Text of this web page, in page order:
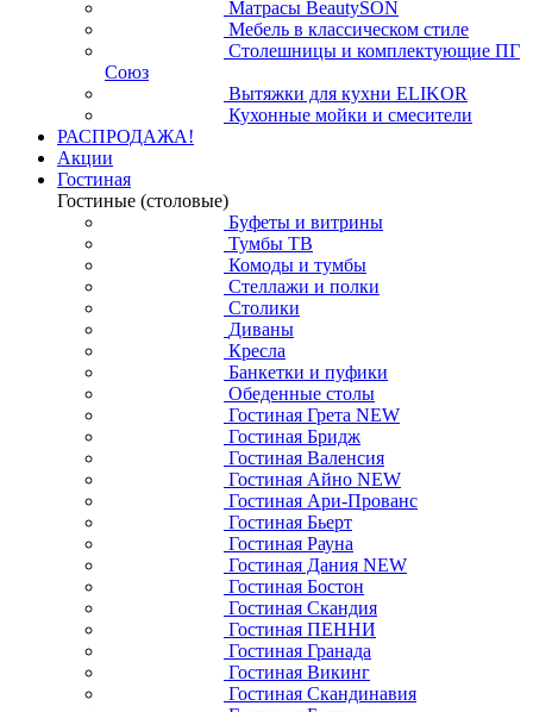
Матрасы BeautySON
Мебель в классическом стиле
Столешницы и комплектующие ПГ
Союз
Вытяжки для кухни ELIKOR
Кухонные мойки и смесители
РАСПРОДАЖА!
Акции
Гостиная
Гостиные (столовые)
Буфеты и витрины
Тумбы ТВ
Комоды и тумбы
Стеллажи и полки
Столики
Диваны
Кресла
Банкетки и пуфики
Обеденные столы
Гостиная Грета NEW
Гостиная Бридж
Гостиная Валенсия
Гостиная Айно NEW
Гостиная Ари-Прованс
Гостиная Бьерт
Гостиная Рауна
Гостиная Дания NEW
Гостиная Бостон
Гостиная Скандия
Гостиная ПЕННИ
Гостиная Гранада
Гостиная Викинг
Гостиная Скандинавия